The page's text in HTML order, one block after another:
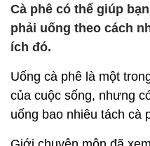
Cà phê có thể giúp
phải uống theo cách
ích đó.
Uống cà phê là một
của cuộc sống, nhưng
uống bao nhiêu tách cà